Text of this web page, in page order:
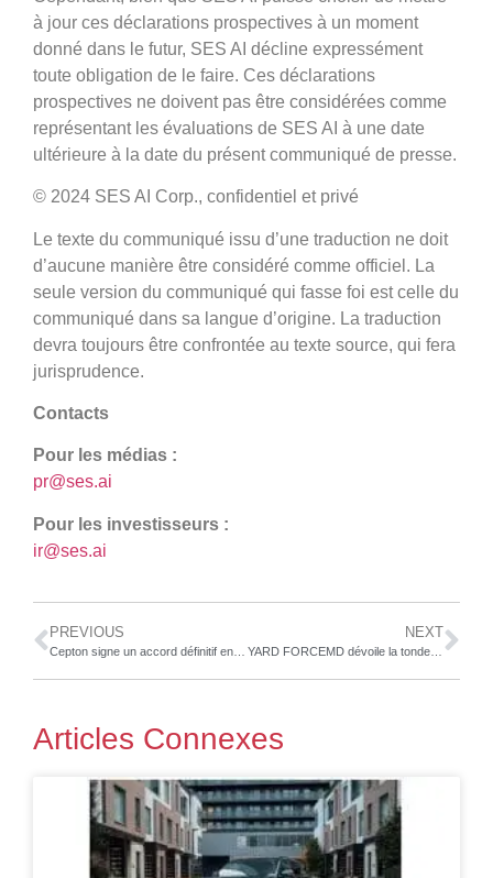
à jour ces déclarations prospectives à un moment
donné dans le futur, SES AI décline expressément
toute obligation de le faire. Ces déclarations
prospectives ne doivent pas être considérées comme
représentant les évaluations de SES AI à une date
ultérieure à la date du présent communiqué de presse.
© 2024 SES AI Corp., confidentiel et privé
Le texte du communiqué issu d’une traduction ne doit
d’aucune manière être considéré comme officiel. La
seule version du communiqué qui fasse foi est celle du
communiqué dans sa langue d’origine. La traduction
devra toujours être confrontée au texte source, qui fera
jurisprudence.
Contacts
Pour les médias :
pr@ses.ai
Pour les investisseurs :
ir@ses.ai
PREVIOUS NEXT
YARD FORCEMD dévoile la tondeuse autoportée révolutionnaire ZTR avec une batterie dédiée au lithium-phosphate de fer de 100 Amp / heure
Articles Connexes